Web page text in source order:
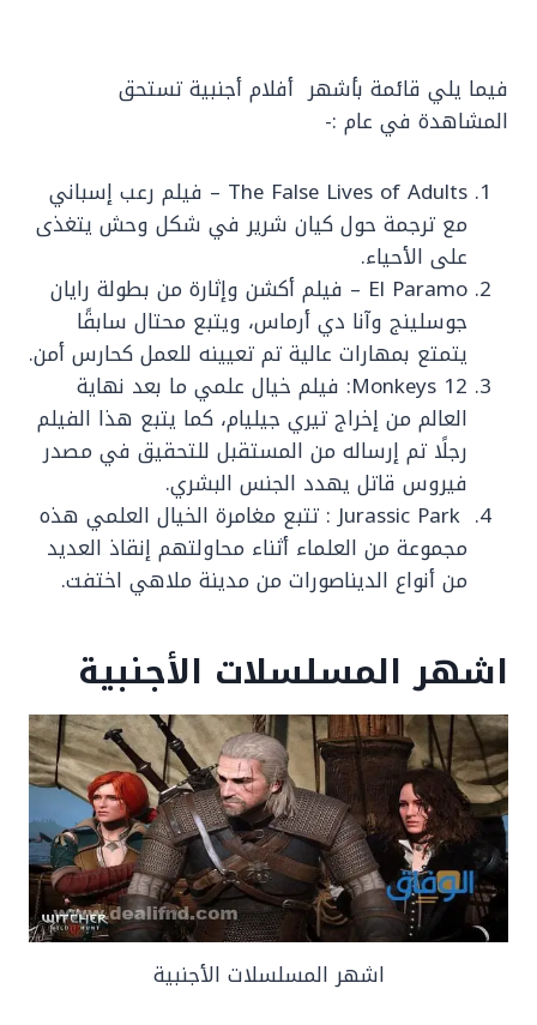
فيما يلي قائمة بأشهر أفلام أجنبية تستحق
المشاهدة في عام :-
The False Lives of Adults – فيلم رعب إسباني
مع ترجمة حول كيان شرير في شكل وحش يتغذى
على الأحياء.
El Paramo – فيلم أكشن وإثارة من بطولة رايان
جوسلينج وآنا دي أرماس، ويتبع محتال سابقًا
يتمتع بمهارات عالية تم تعيينه للعمل كحارس أمن.
12 Monkeys: فيلم خيال علمي ما بعد نهاية
العالم من إخراج تيري جيليام، كما يتبع هذا الفيلم
رجلًا تم إرساله من المستقبل للتحقيق في مصدر
فيروس قاتل يهدد الجنس البشري.
Jurassic Park : تتبع مغامرة الخيال العلمي هذه
مجموعة من العلماء أثناء محاولتهم إنقاذ العديد
من أنواع الديناصورات من مدينة ملاهي اختفت.
اشهر المسلسلات الأجنبية
اشهر المسلسلات الأجنبية